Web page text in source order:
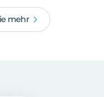
mehr